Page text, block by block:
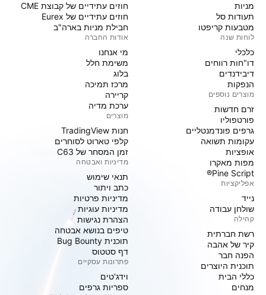
מניות‏
תעודות סל
מטבעות קריפטו
לוחות שנה
כלכלי
דו"חות רווחים
דיבידנדים
הנפקות
מוצרים נוספים
זרם חדשות
פורטפוליו
גרפים פונדמנטליים
עקומות תשואה
אופציות
מפות מאקרו
Pine Script®
אפליקציות
נייד
שולחן עבודה
קהילה
רשת חברתית
קיר של אהבה
הפנה חבר
תוכנית היוצרים
כללי הבית
מנחים
חוזים עתידיים של קבוצת CME
חוזים עתידיים של Eurex
חבילת מניות בארה"ב
אודות החברה
מי אנחנו
משימת חלל
בלוג
מרכז תמיכה
קריירה
ערכת מדיה
מוצרים
חנות TradingView
קלפי טארוט לסוחרים
זמן המסחר של C63
מדיניות ואבטחה
תנאי שימוש
כתב ויתור
מדיניות פרטיות
מדיניות עוגיות
הצהרת נגישות
טיפים בנושא אבטחה
תוכנית Bug Bounty
דף סטטוס
פתרונות עסקיים
וידג'טים
ספריות גרפים